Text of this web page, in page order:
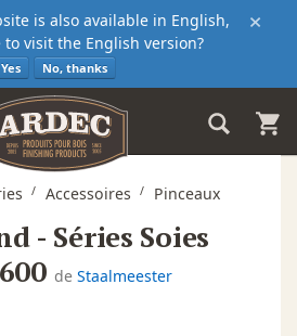
×
is also available in English,
visit the English version?
Yes No, thanks
Accessoires Pinceaux
- Séries Soies
de Staalmeester